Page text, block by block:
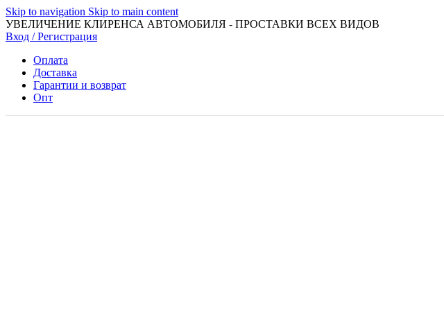
Skip to navigation Skip to main content
УВЕЛИЧЕНИЕ КЛИРЕНСА АВТОМОБИЛЯ - ПРОСТАВКИ ВСЕХ ВИДОВ
Вход / Регистрация
Оплата
Доставка
Гарантии и возврат
Опт